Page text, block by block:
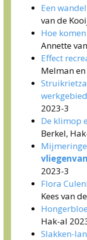
Een
van de
Hoe
Annette
Effect
Melman
werkgebied
2023-3
De klimop
Berkel,
2023-3
Flora
Kees van
Hak-al
Slakken-